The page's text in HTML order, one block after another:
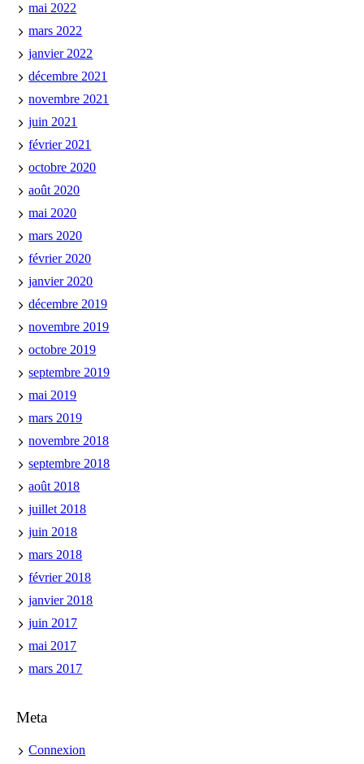
mai 2022
mars 2022
janvier 2022
décembre 2021
novembre 2021
juin 2021
février 2021
octobre 2020
août 2020
mai 2020
mars 2020
février 2020
janvier 2020
décembre 2019
novembre 2019
octobre 2019
septembre 2019
mai 2019
mars 2019
novembre 2018
septembre 2018
août 2018
juillet 2018
juin 2018
mars 2018
février 2018
janvier 2018
juin 2017
mai 2017
mars 2017
Meta
Connexion